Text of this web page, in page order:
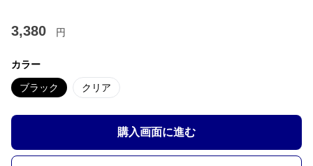
3,380 円
カラー
ブラック クリア
購入画面に進む